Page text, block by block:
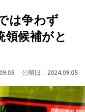
は争わず
領候補がと
公開日： 2024.09.05